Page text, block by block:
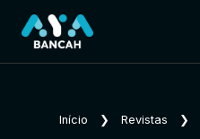
Início ❯ Revistas ❯